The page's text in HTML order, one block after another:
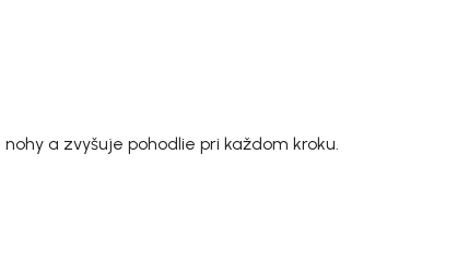
a zvyšuje pohodlie pri každom kroku.